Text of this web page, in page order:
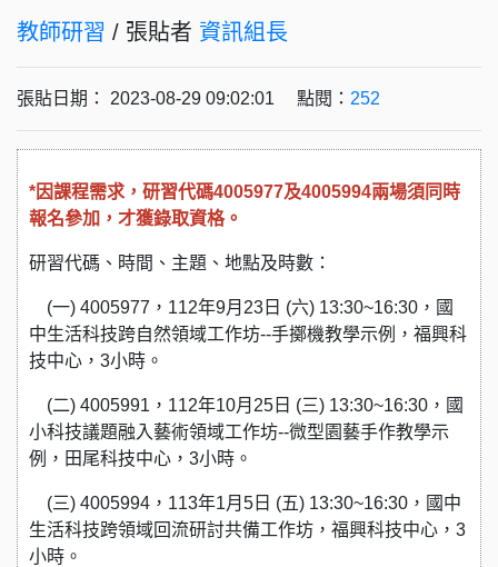
教師研習 / 張貼者 資訊組長
張貼日期： 2023-08-29 09:02:01 點閱： 252
*因課程需求， 研習代碼4005977及4005994兩場須同時
報名參加，才獲錄取資格。
研習代碼、時間、主題、地點及時數：
(一) 4005977，112年9月23日 (六) 13:30~16:30，國
中生活科技跨自然領域工作坊--手擲機教學示例，福興科
技中心，3小時。
(二) 4005991，112年10月25日 (三) 13:30~16:30，國
小科技議題融入藝術領域工作坊--微型園藝手作教學示
例，田尾科技中心，3小時。
(三) 4005994，113年1月5日 (五) 13:30~16:30，國中
生活科技跨領域回流研討共備工作坊，福興科技中心，3
小時。